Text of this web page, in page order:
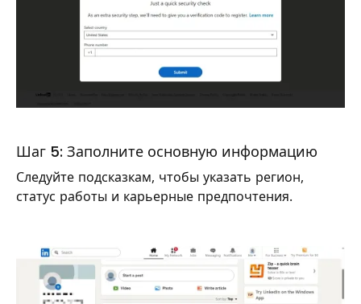
Шаг 5: Заполните основную информацию
Следуйте подсказкам, чтобы указать регион,
статус работы и карьерные предпочтения.